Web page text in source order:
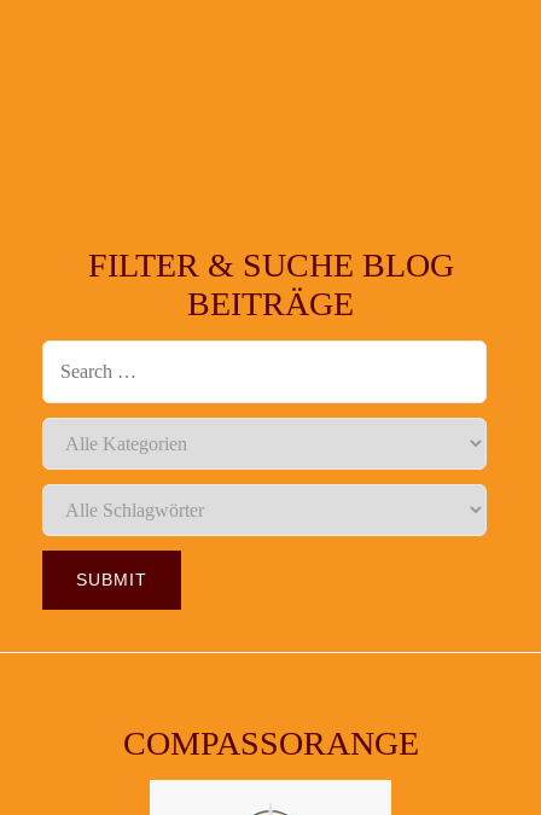
FILTER & SUCHE BLOG
BEITRÄGE
COMPASSORANGE